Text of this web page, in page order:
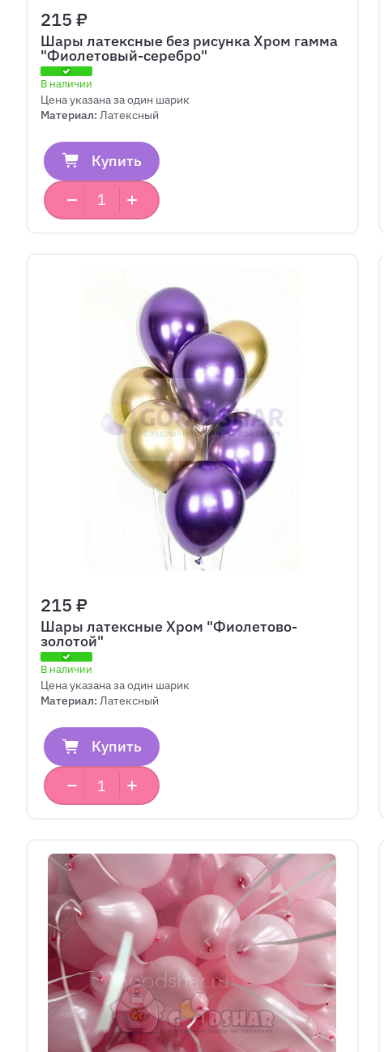
215 ₽
Шары латексные без рисунка Хром гамма
"Фиолетовый-серебро"
В наличии
Цена указана за один шарик
Материал: Латексный
Купить
215 ₽
Шары латексные Хром "Фиолетово-
золотой"
В наличии
Цена указана за один шарик
Материал: Латексный
Купить